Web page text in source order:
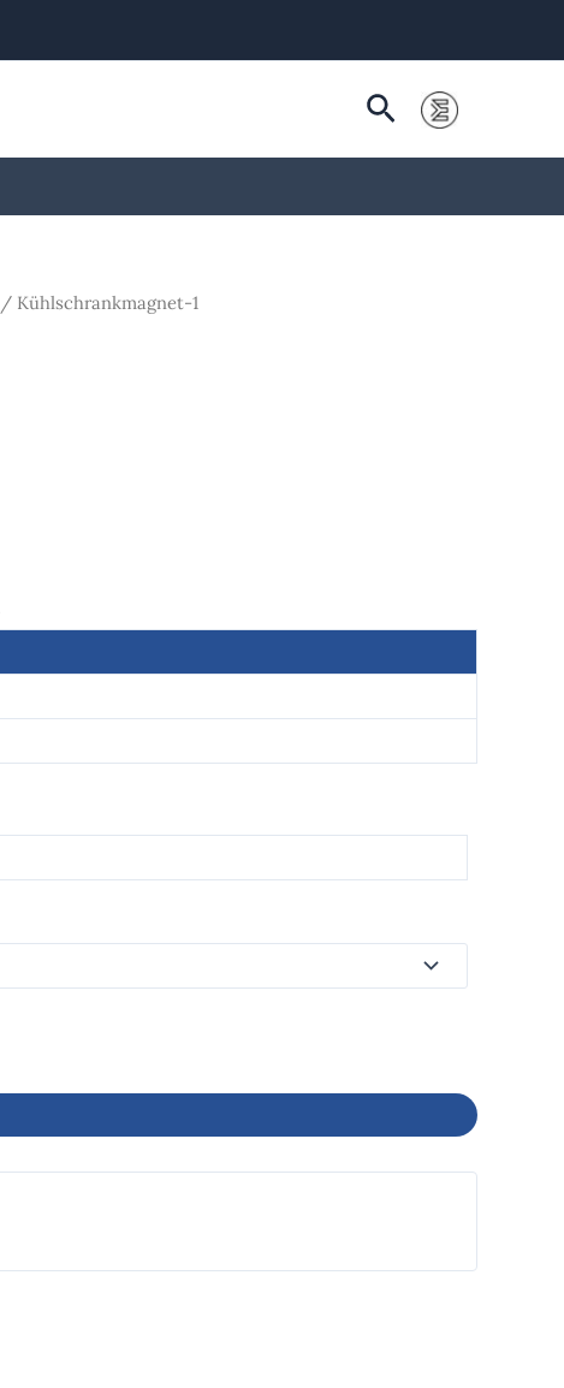
Suchen
/ Kühlschrankmagnet-1